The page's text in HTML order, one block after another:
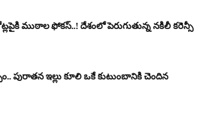
ముఠాల ఫోకస్..! దేశంలో పెరుగుతున్న నకిలీ కరెన్సీ
పురాతన ఇల్లు కూలి ఒకే కుటుంబానికి చెందిన